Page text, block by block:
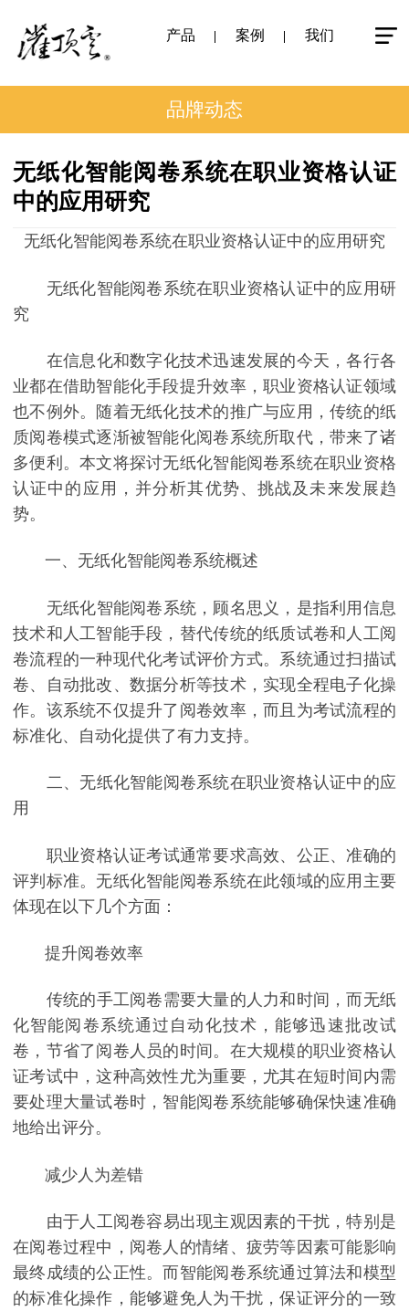
产品 案例 我们
品牌动态
无纸化智能阅卷系统在职业资格认证
中的应用研究
无纸化智能阅卷系统在职业资格认证中的应用研究
无纸化智能阅卷系统在职业资格认证中的应用研
究
在信息化和数字化技术迅速发展的今天，各行各
业都在借助智能化手段提升效率，职业资格认证领域
也不例外。随着无纸化技术的推广与应用，传统的纸
质阅卷模式逐渐被智能化阅卷系统所取代，带来了诸
多便利。本文将探讨无纸化智能阅卷系统在职业资格
认证中的应用，并分析其优势、挑战及未来发展趋
势。
一、无纸化智能阅卷系统概述
无纸化智能阅卷系统，顾名思义，是指利用信息
技术和人工智能手段，替代传统的纸质试卷和人工阅
卷流程的一种现代化考试评价方式。系统通过扫描试
卷、自动批改、数据分析等技术，实现全程电子化操
作。该系统不仅提升了阅卷效率，而且为考试流程的
标准化、自动化提供了有力支持。
二、无纸化智能阅卷系统在职业资格认证中的应
用
职业资格认证考试通常要求高效、公正、准确的
评判标准。无纸化智能阅卷系统在此领域的应用主要
体现在以下几个方面：
提升阅卷效率
传统的手工阅卷需要大量的人力和时间，而无纸
化智能阅卷系统通过自动化技术，能够迅速批改试
卷，节省了阅卷人员的时间。在大规模的职业资格认
证考试中，这种高效性尤为重要，尤其在短时间内需
要处理大量试卷时，智能阅卷系统能够确保快速准确
地给出评分。
减少人为差错
由于人工阅卷容易出现主观因素的干扰，特别是
在阅卷过程中，阅卷人的情绪、疲劳等因素可能影响
最终成绩的公正性。而智能阅卷系统通过算法和模型
的标准化操作，能够避免人为干扰，保证评分的一致